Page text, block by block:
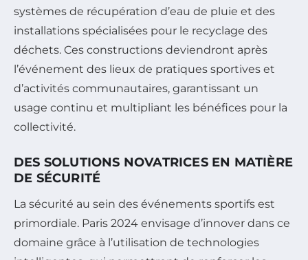
systèmes de récupération d’eau de pluie et des
installations spécialisées pour le recyclage des
déchets. Ces constructions deviendront après
l’événement des lieux de pratiques sportives et
d’activités communautaires, garantissant un
usage continu et multipliant les bénéfices pour la
collectivité.
DES SOLUTIONS NOVATRICES EN MATIÈRE
DE SÉCURITÉ
La sécurité au sein des événements sportifs est
primordiale. Paris 2024 envisage d’innover dans ce
domaine grâce à l’utilisation de technologies